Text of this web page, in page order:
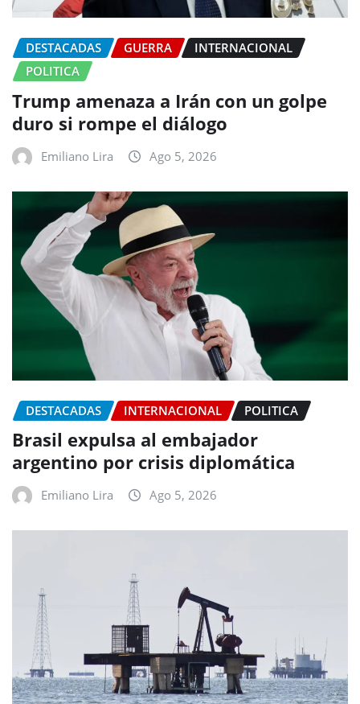
DESTACADAS GUERRA
INTERNACIONAL
POLITICA
Trump amenaza a Irán con un golpe
duro si rompe el diálogo
Emiliano Lira Ago 5, 2026
DESTACADAS INTERNACIONAL POLITICA
Brasil expulsa al embajador
argentino por crisis diplomática
Emiliano Lira Ago 5, 2026